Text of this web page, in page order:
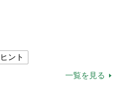
ント
一覧を見る